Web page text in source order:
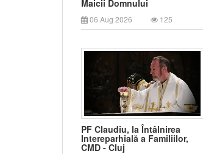
Maicii Domnului
06 Aug 2026 125
PF Claudiu, la Întâlnirea
Intereparhială a Familiilor,
CMD - Cluj